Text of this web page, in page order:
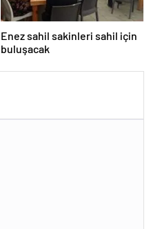
Enez sahil sakinleri sahil için
buluşacak